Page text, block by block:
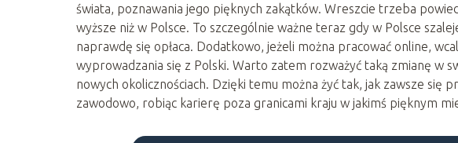
świata, poznawania jego pięknych zakątków. Wreszcie trzeba
wyższe niż w Polsce. To szczególnie ważne teraz gdy w Polsce
naprawdę się opłaca. Dodatkowo, jeżeli można pracować online,
wyprowadzania się z Polski. Warto zatem rozważyć taką zmianę w
nowych okolicznościach. Dzięki temu można żyć tak, jak zawsze się
zawodowo, robiąc karierę poza granicami kraju w jakimś pięknym